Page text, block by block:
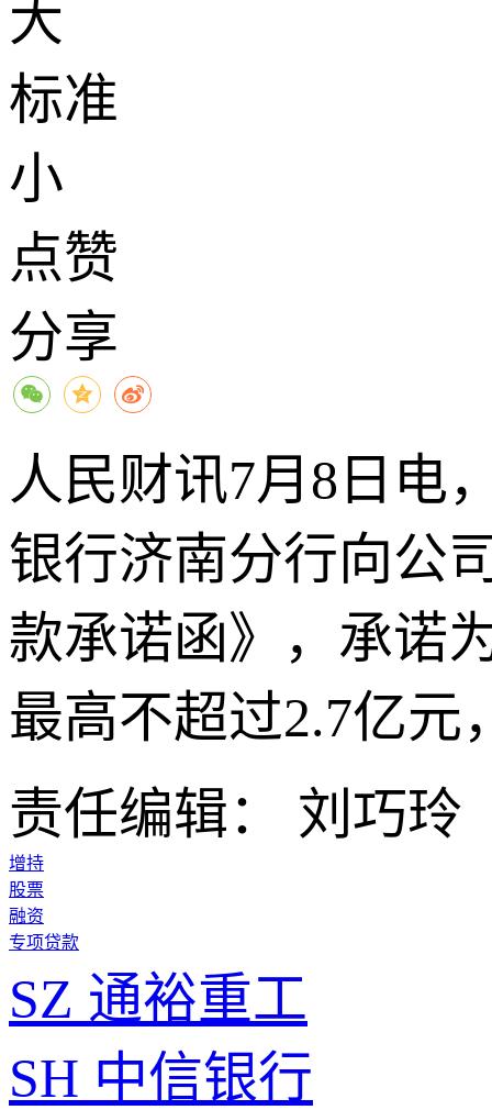
大
标准
小
点赞
分享
人民财讯7月8日电
银行济南分行向公
款承诺函》，承诺
最高不超过2.7亿元
责任编辑： 刘巧玲
增持
股票
融资
专项贷款
SZ 通裕重工
SH 中信银行